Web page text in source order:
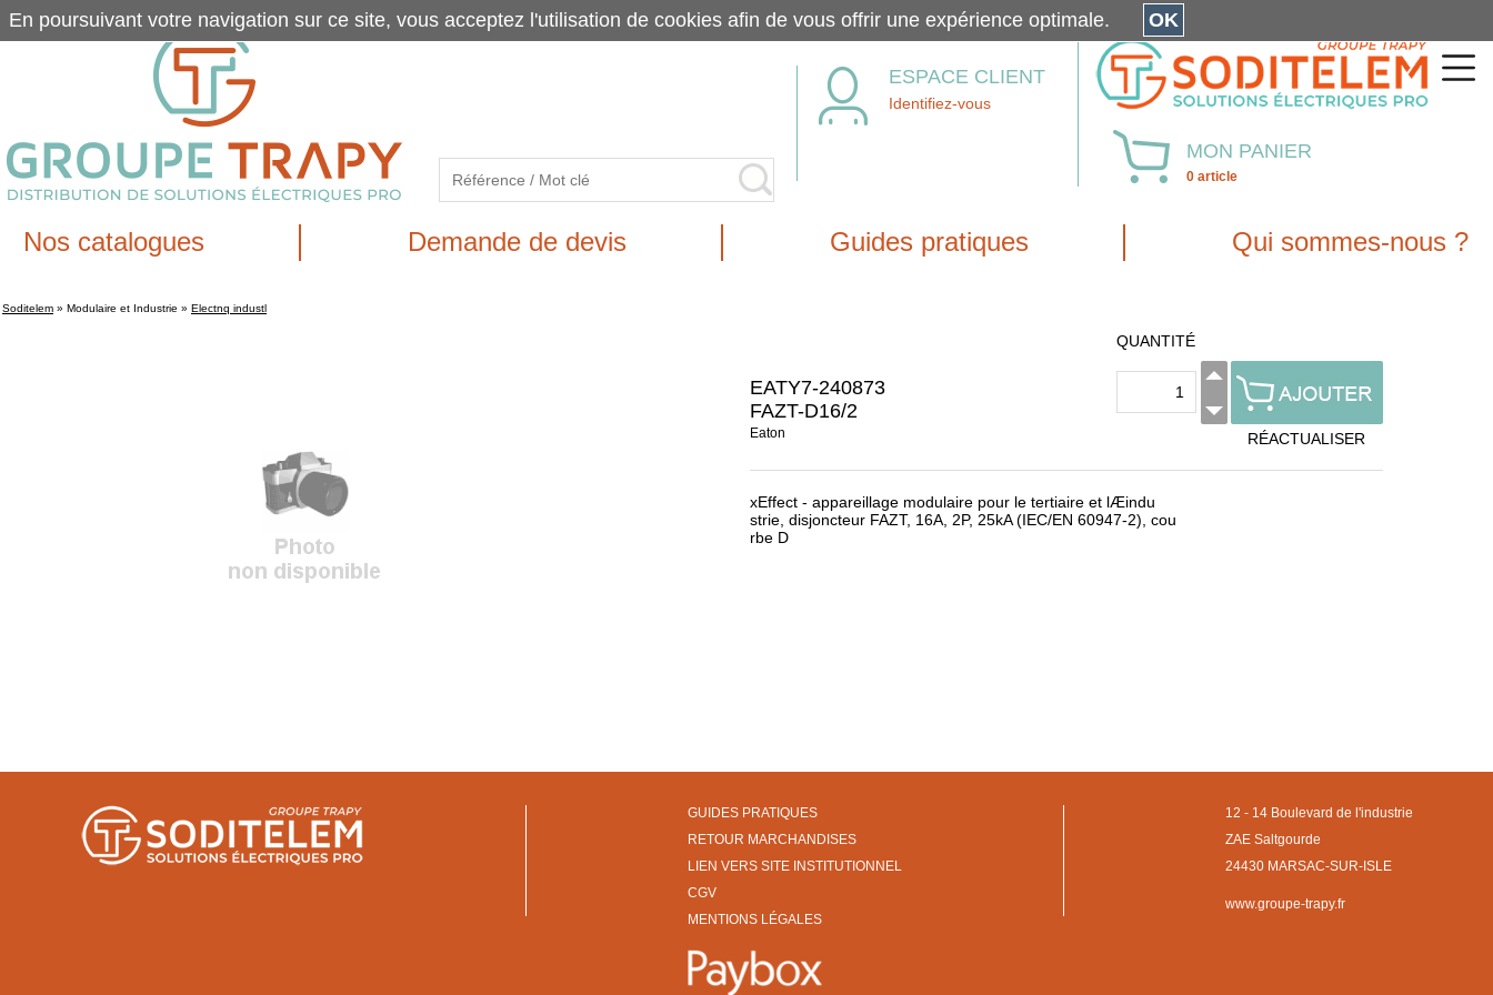
ESPACE CLIENT
Identifiez-vous
MON PANIER
0 article
Nos catalogues Demande de devis Guides pratiques Qui sommes-nous ?
Soditelem » Modulaire et Industrie » Electnq industl
EATY7-240873
FAZT-D16/2
Eaton
QUANTITÉ
RÉACTUALISER
xEffect - appareillage modulaire pour le tertiaire et lÆindu
strie, disjoncteur FAZT, 16A, 2P, 25kA (IEC/EN 60947-2), cou
rbe D
GUIDES PRATIQUES
RETOUR MARCHANDISES
LIEN VERS SITE INSTITUTIONNEL
CGV
MENTIONS LÉGALES
12 - 14 Boulevard de l'industrie
ZAE Saltgourde
24430 MARSAC-SUR-ISLE
www.groupe-trapy.fr
En poursuivant votre navigation sur ce site, vous acceptez l'utilisation de cookies afin de vous offrir une expérience optimale. OK